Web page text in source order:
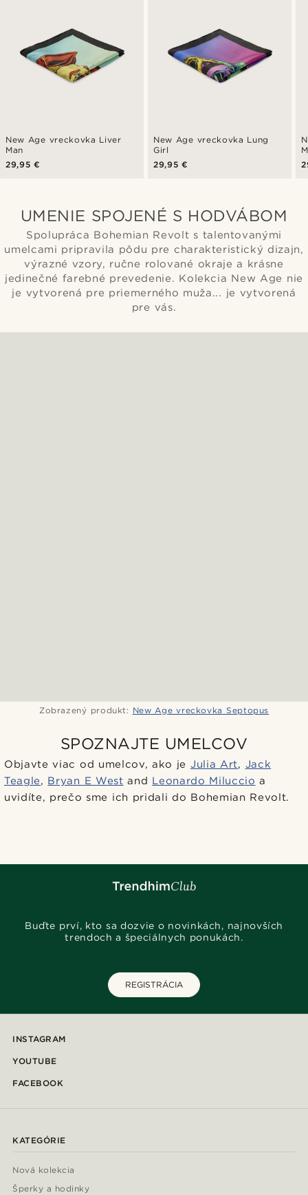
New Age vreckovka Liver
Man
29,95 €
New Age vreckovka Lung
Girl
29,95 €
UMENIE SPOJENÉ S HODVÁBOM
Spolupráca Bohemian Revolt s talentovanými
umelcami pripravila pôdu pre charakteristický dizajn,
výrazné vzory, ručne rolované okraje a krásne
jedinečné farebné prevedenie. Kolekcia New Age nie
je vytvorená pre priemerného muža... je vytvorená
pre vás.
Zobrazený produkt: New Age vreckovka Septopus
SPOZNAJTE UMELCOV
Objavte viac od umelcov, ako je Julia Art, Jack
Teagle, Bryan E West and Leonardo Miluccio a
uvidíte, prečo sme ich pridali do Bohemian Revolt.
Buďte prví, kto sa dozvie o novinkách, najnovších
trendoch a špeciálnych ponukách.
REGISTRÁCIA
INSTAGRAM
YOUTUBE
FACEBOOK
KATEGÓRIE
Nová kolekcia
Šperky a hodinky